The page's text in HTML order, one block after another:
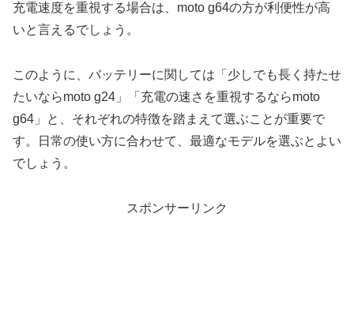
充電速度を重視する場合は、moto g64の方が利便性が高
いと言えるでしょう。
このように、バッテリーに関しては「少しでも長く持たせ
たいならmoto g24」「充電の速さを重視するならmoto
g64」と、それぞれの特徴を踏まえて選ぶことが重要で
す。日常の使い方に合わせて、最適なモデルを選ぶとよい
でしょう。
スポンサーリンク